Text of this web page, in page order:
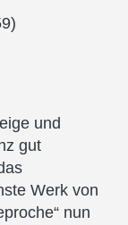
und
gut
Werk von
nun